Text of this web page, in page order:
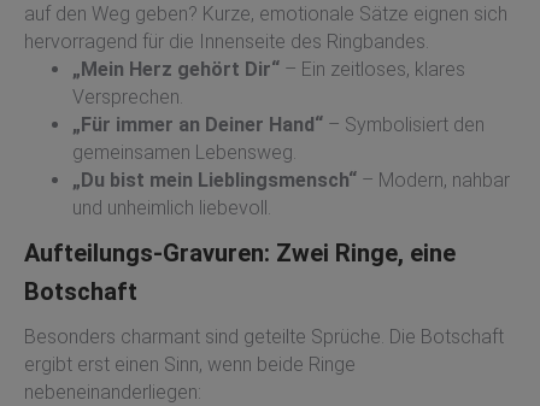
auf den Weg geben? Kurze, emotionale Sätze eignen sich
hervorragend für die Innenseite des Ringbandes.
„Mein Herz gehört Dir“ – Ein zeitloses, klares
Versprechen.
„Für immer an Deiner Hand“ – Symbolisiert den
gemeinsamen Lebensweg.
„Du bist mein Lieblingsmensch“ – Modern, nahbar
und unheimlich liebevoll.
Aufteilungs-Gravuren: Zwei Ringe, eine
Botschaft
Besonders charmant sind geteilte Sprüche. Die Botschaft
ergibt erst einen Sinn, wenn beide Ringe
nebeneinanderliegen: